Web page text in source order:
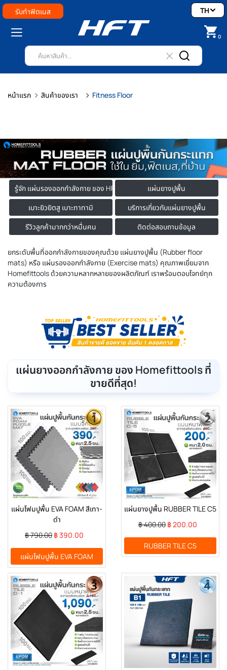
รับทำฟิตเนส
0
TH
หน้าแรก สินค้าของเรา Fitness Floor
รู้จัก แผ่นรองออกกำลังกาย ของ HFT
แผ่นยางปูพื้น
เบาะยิวยิตสู เบาะทาทามิ
บริการเกี่ยวกับแผ่นยางปูพื้น
รีวิวลูกค้ามากกว่าหมื่นคน
ติดต่อสอบถามข้อมูล
ยกระดับพื้นที่ออกกำลังกายของคุณด้วย แผ่นยางปูพื้น (Rubber floor
mats) หรือ แผ่นรองออกกำลังกาย (Exercise mats) คุณภาพเยี่ยมจาก
Homefittools ด้วยความหลากหลายของผลิตภัณฑ์ เราพร้อมตอบโจทย์ทุก
ความต้องการ
แผ่นยางออกกำลังกาย ของ Homefittools ที่
ขายดีที่สุด!
แผ่นโฟมปูพื้น EVA FOAM สีเทา-
ดำ
฿ 790.00 ฿ 390.00
แผ่นโฟมปูพื้น EVA FOAM
แผ่นยางปูพื้น RUBBER TILE C5
฿ 400.00 ฿ 200.00
RUBBER TILE C5